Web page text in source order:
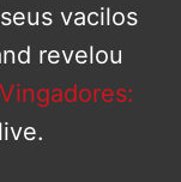
vacilos
revelou
Vingadores: